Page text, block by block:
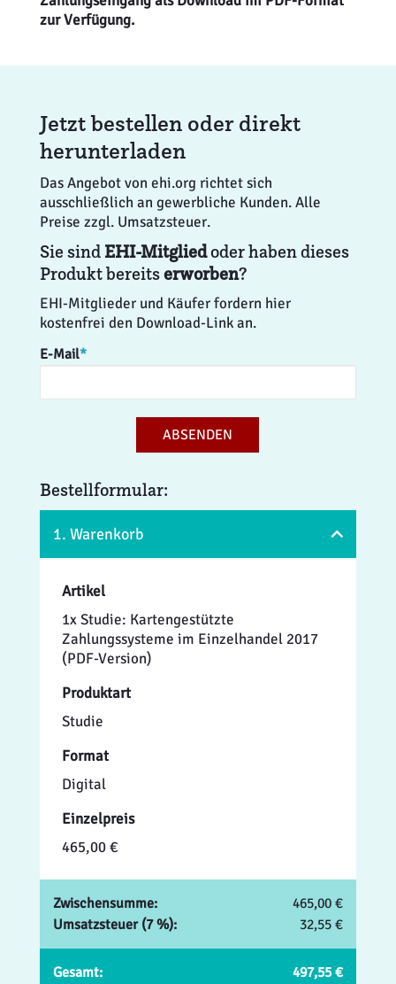
zur Verfügung.
Jetzt bestellen oder direkt
herunterladen
Das Angebot von ehi.org richtet sich
ausschließlich an gewerbliche Kunden. Alle
Preise zzgl. Umsatzsteuer.
Sie sind EHI-Mitgliedoder haben dieses
Produkt bereitserworben?
EHI-Mitglieder und Käufer fordern hier
kostenfrei den Download-Link an.
E-Mail*
ABSENDEN
Bestellformular:
1. Warenkorb
Artikel
1x Studie: Kartengestützte
Zahlungssysteme im Einzelhandel 2017
(PDF-Version)
Produktart
Studie
Format
Digital
Einzelpreis
465,00 €
Zwischensumme:
465,00 €
Umsatzsteuer (7 %):
32,55 €
Gesamt: 497,55 €